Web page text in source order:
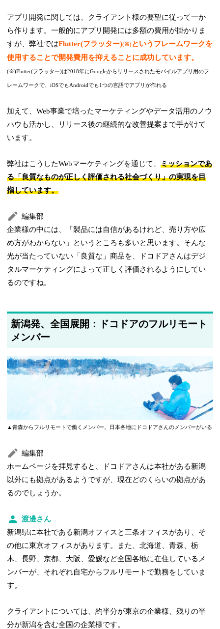
アプリ開発に関しては、クライアント様の要望に従って一か
ら作ります。一般的にアプリ開発には多額の費用が掛かりま
すが、弊社ではFlutter(フラッター)(※)というフレームワークを
使用することで開発費用を抑えることに成功しています。
(※)Flutter(フラッター)は2018年にGoogleからリリースされたモバイルアプリ用のフ
レームワークで、iOSでもAndroidでも1つの言語でアプリが作れる
加えて、Web事業で培ったマーケティングやデータ活用のノウ
ハウも活かし、リリース後の継続的な改善提案まで手がけて
います。
弊社はこうしたWebマーケティングを通じて、ミッションであ
る「良質なものが正しく評価される社会づくり」の実現を目
指しています。
編集部
企業様の中には、「製品には自信があるけれど、売り方や広
め方がわからない」というところも多いと思います。そんな
光が当たっていない「良質な」商品を、ドコドアさんはデジ
タルマーケティングによって正しく評価されるようにしてい
るのですね。
新潟発、全国展開：ドコドアのフルリモート
メンバー
▲青森からフルリモートで働くメンバー。日本各地にドコドアさんのメンバーがいる
編集部
ホームページを拝見すると、ドコドアさんは本社がある新潟
以外にも拠点があるようですが、現在どのくらいの拠点があ
るのでしょうか。
渡邊さん
新潟県に本社である新潟オフィスと三条オフィスがあり、そ
の他に東京オフィスがあります。また、北海道、青森、栃
木、長野、京都、大阪、愛媛など全国各地に在住しているメ
ンバーが、それぞれ自宅からフルリモートで勤務をしていま
す。
クライアントについては、約半分が東京の企業様、残りの半
分が新潟を含む全国の企業様です。